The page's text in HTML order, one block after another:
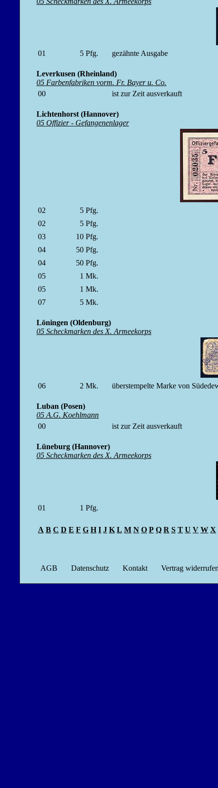
01 5 Pfg. gezähnte Ausgabe
Leverkusen (Rheinland)
05 Farbenfabriken vorm. Fr. Bayer u. Co.
00
ist zur Zeit ausverkauft
Lichtenhorst (Hannover)
05 Offizier - Gefangenenlager
02 5 Pfg.
02
5 Pfg.
03
10 Pfg.
04
50 Pfg.
04
50 Pfg.
05
1 Mk.
05
1 Mk.
07
5 Mk.
Löningen (Oldenburg)
05 Scheckmarken des X. Armeekorps
06 2 Mk. überstempelte Marke von
Luban (Posen)
05 A.G. Koehlmann
00
ist zur Zeit ausverkauft
Lüneburg (Hannover)
05 Scheckmarken des X. Armeekorps
01 1 Pfg.
A B C D E F G H I J K L M N O P Q R S T U V W X
AGB Datenschutz Kontakt Vertrag